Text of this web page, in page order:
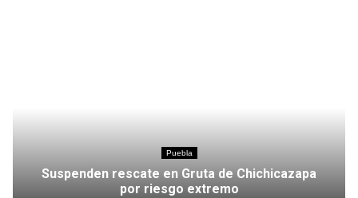
Puebla
Suspenden rescate en Gruta de Chichicazapa
por riesgo extremo